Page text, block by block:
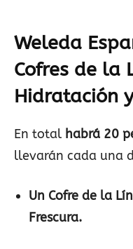
Weleda
Cofres de la
Hidratación
En total habrá 20
llevarán cada una
Un Cofre de la
Frescura.